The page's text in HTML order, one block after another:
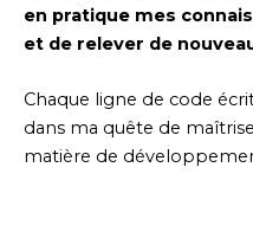
en pratique mes
et de relever de
Chaque ligne de code
dans ma quête de
matière de